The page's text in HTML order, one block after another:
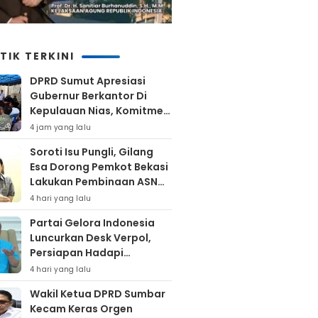
TERKINI
DPRD Sumut Apresiasi
Gubernur Berkantor Di
Kepulauan Nias, Komitmen
Percepatan Pembangunan
4 jam yang lalu
Soroti Isu Pungli, Gilang
Esa Dorong Pemkot Bekasi
Lakukan Pembinaan ASN
Hingga Bentuk Satgas
4 hari yang lalu
Partai Gelora Indonesia
Luncurkan Desk Verpol,
Persiapan Hadapi
Verifikasi KPU Untuk Pemilu
2029
4 hari yang lalu
Wakil Ketua DPRD Sumbar
Kecam Keras Orgen